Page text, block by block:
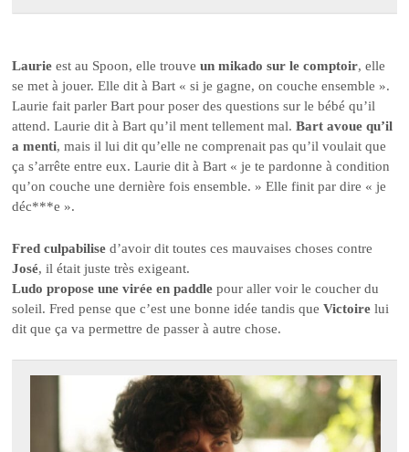
Laurie est au Spoon, elle trouveun mikado sur le comptoir, elle
se met à jouer. Elle dit à Bart « si je gagne, on couche ensemble ».
Laurie fait parler Bart pour poser des questions sur le bébé qu’il
attend. Laurie dit à Bart qu’il ment tellement mal.Bart avoue qu’il
a menti, mais il lui dit qu’elle ne comprenait pas qu’il voulait que
ça s’arrête entre eux. Laurie dit à Bart « je te pardonne à condition
qu’on couche une dernière fois ensemble. » Elle finit par dire « je
déc***e ».
Fred culpabilise d’avoir dit toutes ces mauvaises choses contre
José, il était juste très exigeant.
Ludo propose une virée en paddle pour aller voir le coucher du
soleil. Fred pense que c’est une bonne idée tandis queVictoire lui
dit que ça va permettre de passer à autre chose.